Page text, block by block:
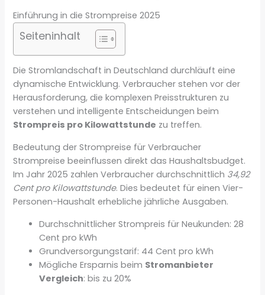
Einführung in die Strompreise 2025
Seiteninhalt
Die Stromlandschaft in Deutschland durchläuft eine
dynamische Entwicklung. Verbraucher stehen vor der
Herausforderung, die komplexen Preisstrukturen zu
verstehen und intelligente Entscheidungen beim
Strompreis pro Kilowattstunde zu treffen.
Bedeutung der Strompreise für Verbraucher
Strompreise beeinflussen direkt das Haushaltsbudget.
Im Jahr 2025 zahlen Verbraucher durchschnittlich 34,92
Cent pro Kilowattstunde. Dies bedeutet für einen Vier-
Personen-Haushalt erhebliche jährliche Ausgaben.
Durchschnittlicher Strompreis für Neukunden: 28
Cent pro kWh
Grundversorgungstarif: 44 Cent pro kWh
Mögliche Ersparnis beim Stromanbieter
Vergleich: bis zu 20%